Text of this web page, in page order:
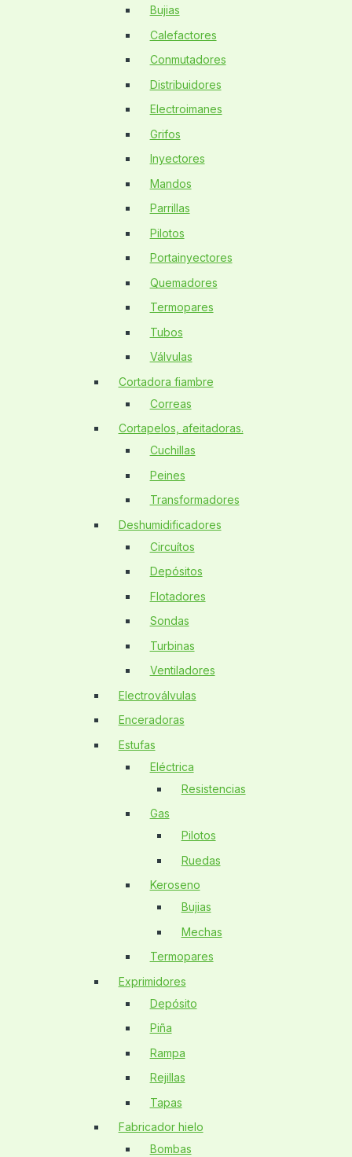
Bujias
Calefactores
Conmutadores
Distribuidores
Electroimanes
Grifos
Inyectores
Mandos
Parrillas
Pilotos
Portainyectores
Quemadores
Termopares
Tubos
Válvulas
Cortadora fiambre
Correas
Cortapelos, afeitadoras.
Cuchillas
Peines
Transformadores
Deshumidificadores
Circuítos
Depósitos
Flotadores
Sondas
Turbinas
Ventiladores
Electroválvulas
Enceradoras
Estufas
Eléctrica
Resistencias
Gas
Pilotos
Ruedas
Keroseno
Bujias
Mechas
Termopares
Exprimidores
Depósito
Piña
Rampa
Rejillas
Tapas
Fabricador hielo
Bombas